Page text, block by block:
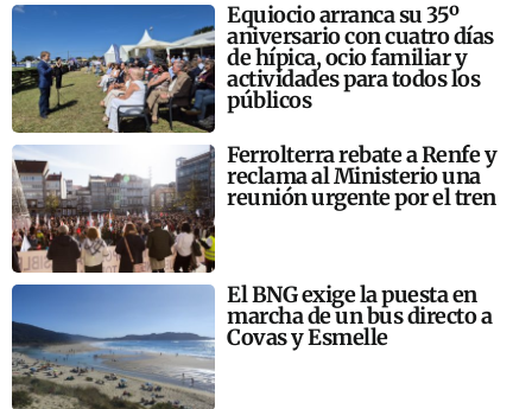
Equiocio arranca su 35º
aniversario con cuatro días
de hípica, ocio familiar y
actividades para todos los
públicos
Ferrolterra rebate a Renfe y
reclama al Ministerio una
reunión urgente por el tren
El BNG exige la puesta en
marcha de un bus directo a
Covas y Esmelle